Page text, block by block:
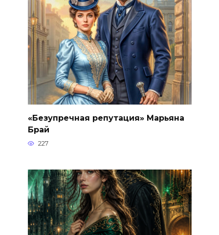
«Безупречная репутация» Марьяна
Брай
227